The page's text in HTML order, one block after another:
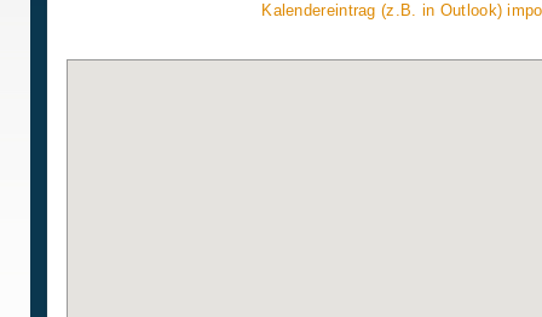
Kalendereintrag (z.B. in Outlook)